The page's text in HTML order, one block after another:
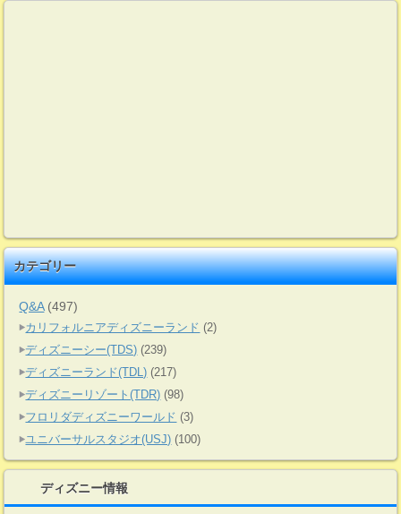
カテゴリー
Q&A(497)
カリフォルニアディズニーランド (2)
ディズニーシー(TDS) (239)
ディズニーランド(TDL) (217)
ディズニーリゾート(TDR) (98)
フロリダディズニーワールド (3)
ユニバーサルスタジオ(USJ) (100)
ディズニー情報